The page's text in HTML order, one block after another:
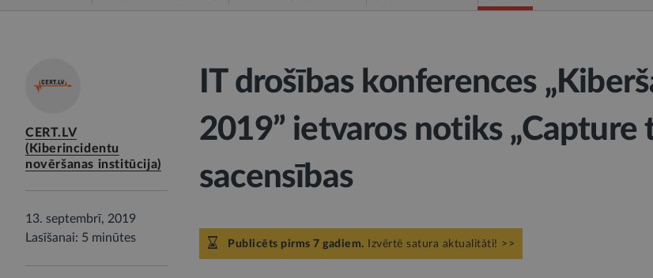
CERT.LV
(Kiberincidentu
novēršanas institūcija)
13. septembrī, 2019
Lasīšanai: 5 minūtes
IT drošības konferences
2019” ietvaros notiks „Capture
sacensības
Publicēts pirms 7 gadiem. Izvērtē satura aktualitāti! >>